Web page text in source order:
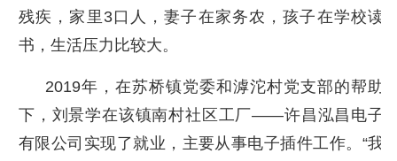
残疾，家里3口人，妻子在家务农，孩子在学校读
书，生活压力比较大。
2019年，在苏桥镇党委和滹沱村党支部的帮助
下，刘景学在该镇南村社区工厂——许昌泓昌电子
有限公司实现了就业，主要从事电子插件工作。“我